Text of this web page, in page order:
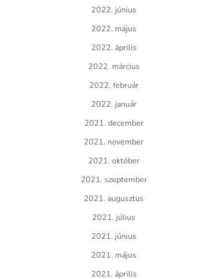
2022. június
2022. május
2022. április
2022. március
2022. február
2022. január
2021. december
2021. november
2021. október
2021. szeptember
2021. augusztus
2021. július
2021. június
2021. május
2021. április